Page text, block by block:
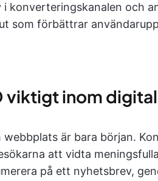
i konverteringskanalen och
som förbättrar
viktigt inom
är bara början.
att vidta
på ett nyhetsbrev,